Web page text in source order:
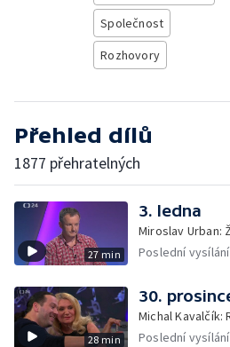
Společnost
Rozhovory
Přehled dílů
1877 přehratelných
27 min
3. ledna
Miroslav Urban:
Poslední vysílání
28 min
30.
Michal Kavalčík:
Poslední vysílání